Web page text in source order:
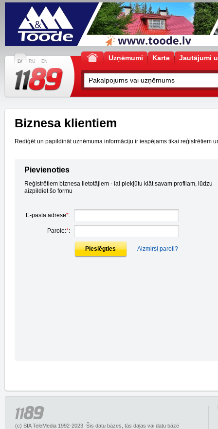
LV RU EN Uzņēmumi Karte Jautājumi
Biznesa klientiem
Rediģēt un papildināt uzņēmuma informāciju ir iespējams tikai reģistrētiem
Pievienoties
Reģistrētiem biznesa lietotājiem - lai piekļūtu klāt savam profilam, lūdzu
aizpildiet šo formu
E-pasta adrese*:
Parole:*:
Pieslēgties Aizmirsi paroli?
(c) SIA TeleMedia 1992-2023. Šīs datu bāzes, tās daļas vai datu bāzē